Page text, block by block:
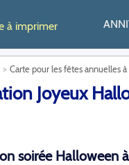
à imprimer
Carte pour les fêtes annuelles
Joyeux
soirée Halloween